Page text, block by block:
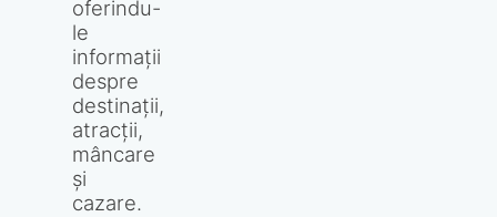
oferindu-
le
informații
despre
destinații,
atracții,
mâncare
și
cazare.